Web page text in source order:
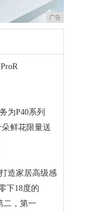
广告
为P40系列
鲜花限量送
造家居高级感
下18度的
二，第一